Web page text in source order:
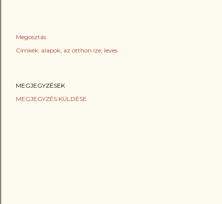
Megosztás
Címkék: alapok az otthon íze leves
MEGJEGYZÉSEK
MEGJEGYZÉS KÜLDÉSE